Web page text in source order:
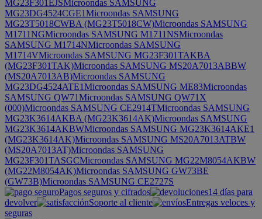
MG23F301EJSMicroondas SAMSUNG
MG23DG4524CGE1Microondas SAMSUNG
MG23T5018CWBA (MG23T5018CW)Microondas SAMSUNG
M1711NGMicroondas SAMSUNG M1711NSMicroondas
SAMSUNG M1714NMicroondas SAMSUNG
M1714VMicroondas SAMSUNG MG23F301TAKBA
(MG23F301TAK)Microondas SAMSUNG MS20A7013ABBW
(MS20A7013AB)Microondas SAMSUNG
MG23DG4524ATE1Microondas SAMSUNG ME83Microondas
SAMSUNG QW71Microondas SAMSUNG QW71X
(000)Microondas SAMSUNG CE2914TMicroondas SAMSUNG
MG23K3614AKBA (MG23K3614AK)Microondas SAMSUNG
MG23K3614AKBWMicroondas SAMSUNG MG23K3614AKE1
(MG23K3614AK)Microondas SAMSUNG MS20A7013ATBW
(MS20A7013AT)Microondas SAMSUNG
MG23F301TASGCMicroondas SAMSUNG MG22M8054AKBW
(MG22M8054AK)Microondas SAMSUNG GW73BE
(GW73B)Microondas SAMSUNG CE2727S
Pagos seguros y cifrados
14 días para
devolver
Soporte al cliente
Entregas veloces y
seguras